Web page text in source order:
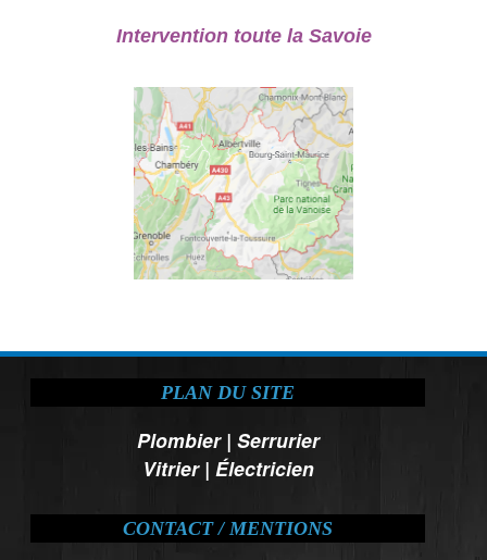
Intervention toute la Savoie
PLAN DU SITE
Plombier| Serrurier
Vitrier| Électricien
CONTACT / MENTIONS